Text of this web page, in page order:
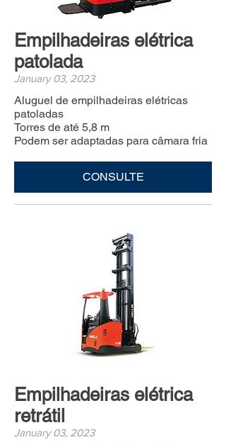
Empilhadeiras elétrica
patolada
January 03, 2023
Aluguel de empilhadeiras elétricas
patoladas
Torres de até 5,8 m
Podem ser adaptadas para câmara fria
CONSULTE
Empilhadeiras elétrica
retrátil
January 03, 2023